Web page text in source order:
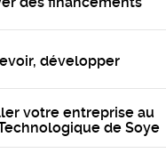
développer
votre entreprise au
de Soye